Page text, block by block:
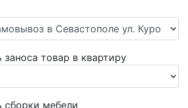
товар в квартиру
сборки мебели